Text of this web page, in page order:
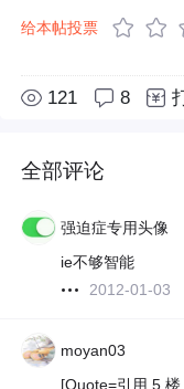
给本帖投票
121 8
全部评论
强迫症专用头像
ie不够智能
2012-01-03
moyan03
[Quote=引用 5